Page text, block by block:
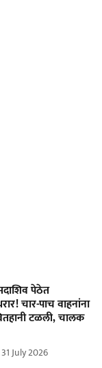
पेठेत
चार-पाच वाहनांना
टळली, चालक
31 July 2026